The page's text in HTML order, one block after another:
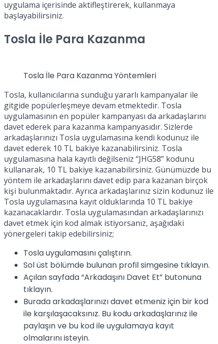
uygulama içerisinde aktifleştirerek, kullanmaya
başlayabilirsiniz.
Tosla İle Para Kazanma
Tosla İle Para Kazanma Yöntemleri
Tosla, kullanıcılarına sunduğu yararlı kampanyalar ile
gitgide popülerleşmeye devam etmektedir. Tosla
uygulamasının en popüler kampanyası da arkadaşlarını
davet ederek para kazanma kampanyasıdır. Sizlerde
arkadaşlarınızı Tosla uygulamasına kendi kodunuz ile
davet ederek 10 TL bakiye kazanabilirsiniz. Tosla
uygulamasına hala kayıtlı değilseniz “JHG58” kodunu
kullanarak, 10 TL bakiye kazanabilirsiniz. Günümüzde bu
yöntem ile arkadaşlarını davet edip para kazanan birçok
kişi bulunmaktadır. Ayrıca arkadaşlarınız sizin kodunuz ile
Tosla uygulamasına kayıt olduklarında 10 TL bakiye
kazanacaklardır. Tosla uygulamasından arkadaşlarınızı
davet etmek için kod almak istiyorsanız, aşağıdaki
yönergeleri takip edebilirsiniz;
Tosla uygulamasını çalıştırın.
Sol üst bölümde bulunan profil simgesine tıklayın.
Açılan sayfada “Arkadaşını Davet Et” butonuna
tıklayın.
Burada arkadaşlarınızı davet etmeniz için bir kod
ile karşılaşacaksınız. Bu kodu arkadaşlarınız ile
paylaşın ve bu kod ile uygulamaya kayıt
olmalarını isteyin.